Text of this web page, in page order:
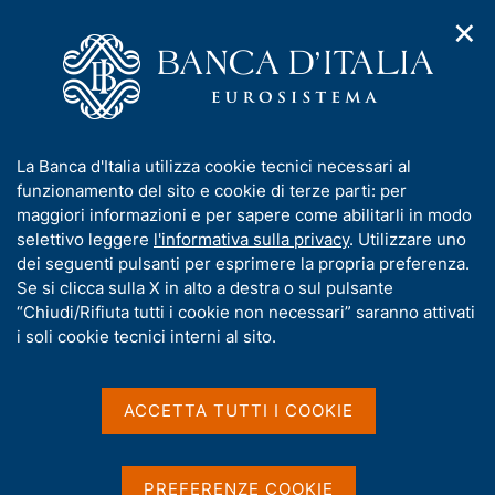
n
u
d
i
n
a
v
i
g
a
o
m
g
e
e
l
s
t
Media
Agenda
Agenda delle pubblicazioni ufficiali e delle
statistiche della Banca d'Italia, dei convegni e
seminari organizzati dalla Banca, degli impegni
nazionali e internazionali degli esponenti della
Banca.
✕
I
n
f
o
r
m
a
t
La Banca d'Italia utilizza cookie tecnici necessari al
funzionamento del sito e cookie di terze parti: per
maggiori informazioni e per sapere come abilitarli in modo
selettivo leggere l'informativa sulla privacy. Utilizzare uno
dei seguenti pulsanti per esprimere la propria preferenza.
Se si clicca sulla X in alto a destra o sul pulsante
“Chiudi/Rifiuta tutti i cookie non necessari” saranno attivati
i soli cookie tecnici interni al sito.
ACCETTA TUTTI I COOKIE
PREFERENZE COOKIE